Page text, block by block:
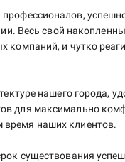
Весь свой
и чутко
нашего города,
для максимально
наших клиентов.
существования